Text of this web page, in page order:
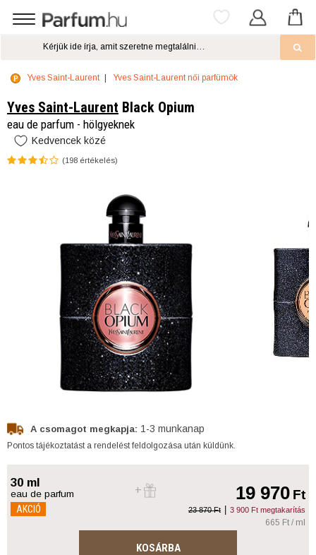
Yves Saint-Laurent Yves Saint-Laurent női parfümök
Yves Saint-Laurent Black Opium
eau de parfum - hölgyeknek
Kedvencek közé
(198 értékelés)
A csomagot megkapja: 1-3 munkanap
Pontos tájékoztatást a rendelést feldolgozása után küldünk.
30 ml
eau de parfum
AKCIÓ 23 870 Ft | 3 900 Ft megtakarítás
19 970Ft
665 Ft / ml
KOSÁRBA